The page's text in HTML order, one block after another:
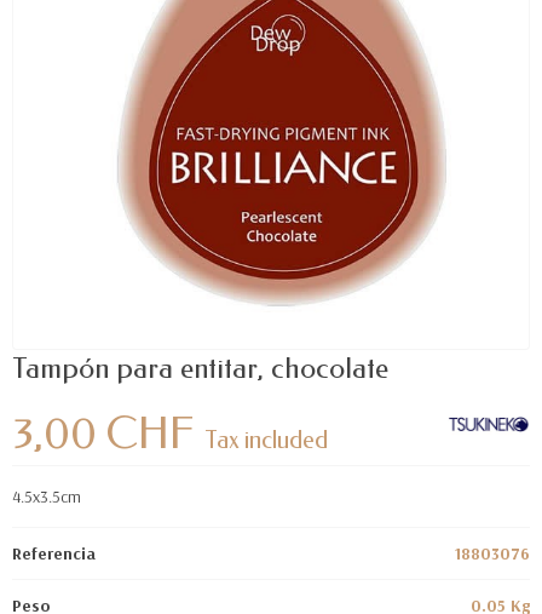
Tampón para entitar, chocolate
3,00 CHF Tax included
4.5x3.5cm
Referencia 18803076
Peso 0.05 Kg